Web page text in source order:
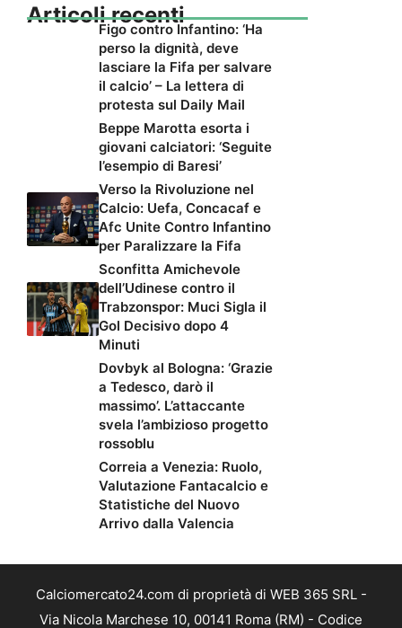
Articoli recenti
Figo contro Infantino: ‘Ha
perso la dignità, deve
lasciare la Fifa per salvare
il calcio’ – La lettera di
protesta sul Daily Mail
Beppe Marotta esorta i
giovani calciatori: ‘Seguite
l’esempio di Baresi’
Verso la Rivoluzione nel
Calcio: Uefa, Concacaf e
Afc Unite Contro Infantino
per Paralizzare la Fifa
Sconfitta Amichevole
dell’Udinese contro il
Trabzonspor: Muci Sigla il
Gol Decisivo dopo 4
Minuti
Dovbyk al Bologna: ‘Grazie
a Tedesco, darò il
massimo’. L’attaccante
svela l’ambizioso progetto
rossoblu
Correia a Venezia: Ruolo,
Valutazione Fantacalcio e
Statistiche del Nuovo
Arrivo dalla Valencia
Calciomercato24.com di proprietà di WEB 365 SRL -
Via Nicola Marchese 10, 00141 Roma (RM) - Codice